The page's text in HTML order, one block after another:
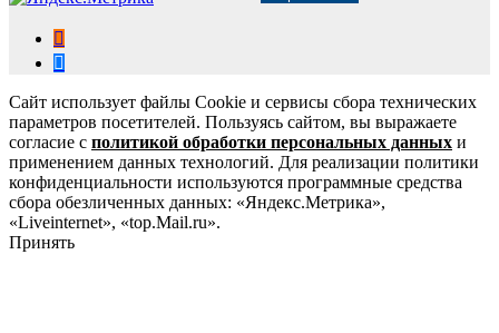
Сайт использует файлы Cookie и сервисы сбора технических
параметров посетителей. Пользуясь сайтом, вы выражаете
согласие с политикой обработки персональных данных и
применением данных технологий. Для реализации политики
конфиденциальности используются программные средства
сбора обезличенных данных: «Яндекс.Метрика»,
«Liveinternet», «top.Mail.ru».
Принять